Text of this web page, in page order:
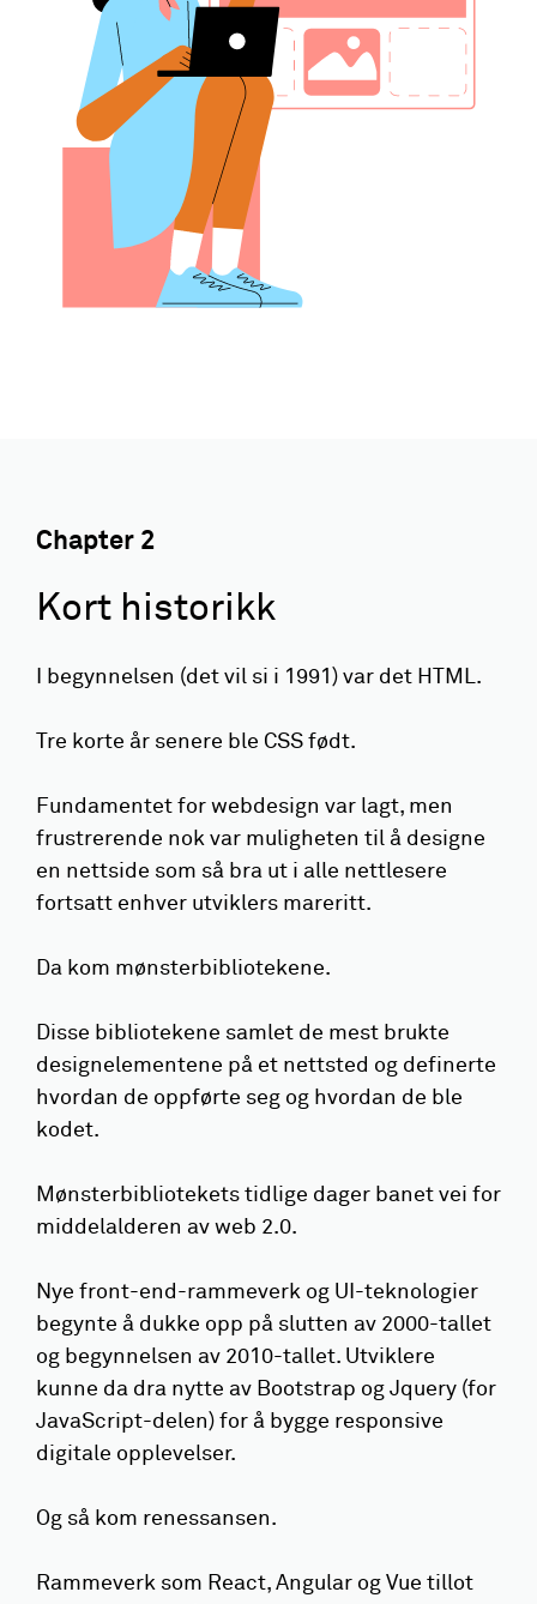
Chapter 2
Kort historikk
I begynnelsen (det vil si i 1991) var det HTML.
Tre korte år senere ble CSS født.
Fundamentet for webdesign var lagt, men
frustrerende nok var muligheten til å designe
en nettside som så bra ut i alle nettlesere
fortsatt enhver utviklers mareritt.
Da kom mønsterbibliotekene.
Disse bibliotekene samlet de mest brukte
designelementene på et nettsted og definerte
hvordan de oppførte seg og hvordan de ble
kodet.
Mønsterbibliotekets tidlige dager banet vei for
middelalderen av web 2.0.
Nye front-end-rammeverk og UI-teknologier
begynte å dukke opp på slutten av 2000-tallet
og begynnelsen av 2010-tallet. Utviklere
kunne da dra nytte av Bootstrap og Jquery (for
JavaScript-delen) for å bygge responsive
digitale opplevelser.
Og så kom renessansen.
Rammeverk som React, Angular og Vue tillot